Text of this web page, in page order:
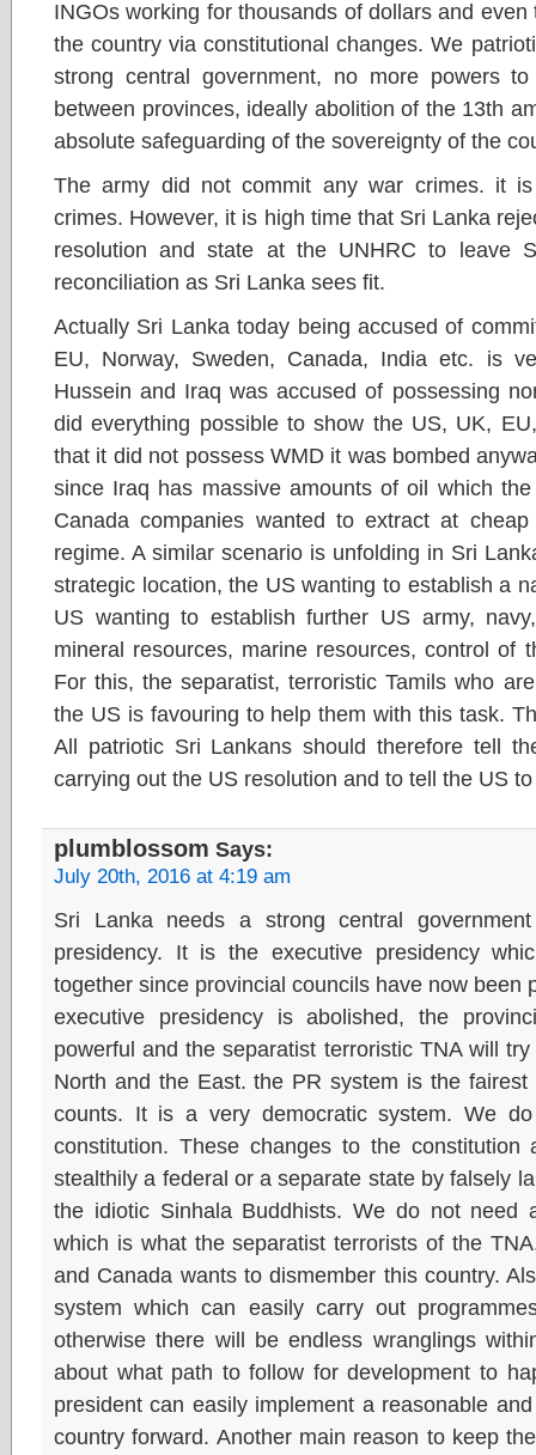
INGOs working for thousands of dollars and
the country via constitutional changes. We
strong central government, no more powers
between provinces, ideally abolition of the 13th
absolute safeguarding of the sovereignty of the
The army did not commit any war crimes. it
crimes. However, it is high time that Sri Lanka
resolution and state at the UNHRC to leave
reconciliation as Sri Lanka sees fit.
Actually Sri Lanka today being accused of
EU, Norway, Sweden, Canada, India etc. is
Hussein and Iraq was accused of possessing
did everything possible to show the US, UK,
that it did not possess WMD it was bombed
since Iraq has massive amounts of oil which
Canada companies wanted to extract at
regime. A similar scenario is unfolding in Sri
strategic location, the US wanting to establish a
US wanting to establish further US army,
mineral resources, marine resources, control of
For this, the separatist, terroristic Tamils who
the US is favouring to help them with this task.
All patriotic Sri Lankans should therefore tell
carrying out the US resolution and to tell the US
plumblossom Says:
July 20th, 2016 at 4:19 am
Sri Lanka needs a strong central
presidency. It is the executive presidency
together since provincial councils have now been
executive presidency is abolished, the
powerful and the separatist terroristic TNA will
North and the East. the PR system is the
counts. It is a very democratic system. We
constitution. These changes to the
stealthily a federal or a separate state by falsely
the idiotic Sinhala Buddhists. We do not need
which is what the separatist terrorists of the
and Canada wants to dismember this country.
system which can easily carry out
otherwise there will be endless wranglings
about what path to follow for development to
president can easily implement a reasonable
country forward. Another main reason to keep